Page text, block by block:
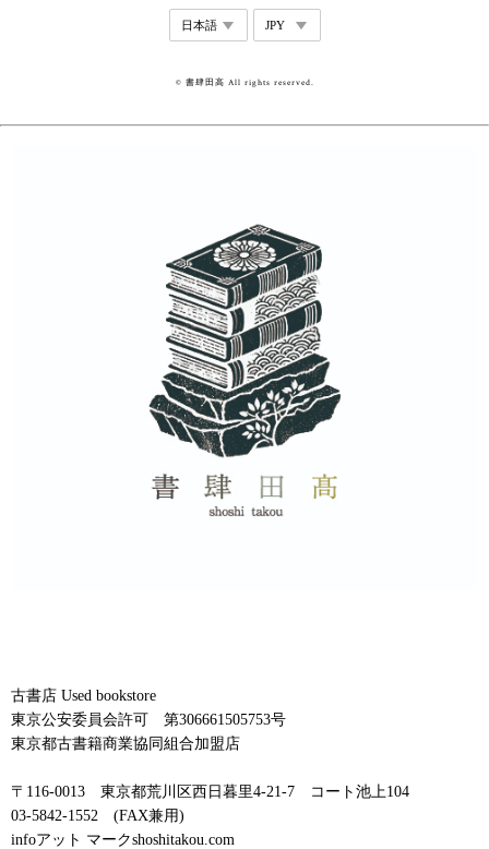
© 書肆田高 All rights reserved.
古書店 Used bookstore
東京公安委員会許可 第306661505753号
東京都古書籍商業協同組合加盟店
〒116-0013 東京都荒川区西日暮里4-21-7 コート池上104
03-5842-1552 (FAX兼用)
infoアット マークshoshitakou.com